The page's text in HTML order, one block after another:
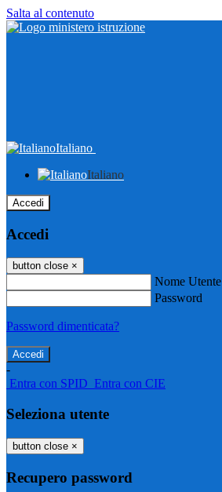
Salta al contenuto
Italiano
Italiano
Accedi
Accedi
button close ×
Nome Utente
Password
Password dimenticata?
-
Entra con SPID Entra con CIE
Seleziona utente
button close ×
Recupero password